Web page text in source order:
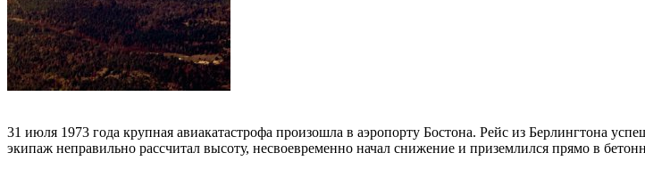
31 июля 1973 года крупная авиакатастрофа произошла в аэропорту Бостона. Рейс из Берлингтона
экипаж неправильно рассчитал высоту, несвоевременно начал снижение и приземлился прямо в